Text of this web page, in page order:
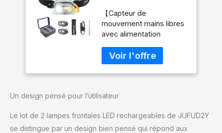
avec détecteur de
mouvement, 10
modes d'éclairage,
1200 lumens double
faisceau, lampe
frontale de 39 h
longue durée de vie,
avec
【Capteur de
mouvement mains libres
avec alimentation
de la commodité d'une
lampe frontale
rechargeable qui
détecteur de
agitez votre main pour
allumer ou éteindre la
Un design pensé pour l’utilisateur
Le lot de 2 lampes frontales LED rechargeables de JUFUD2Y
se distingue par un design bien pensé qui répond aux